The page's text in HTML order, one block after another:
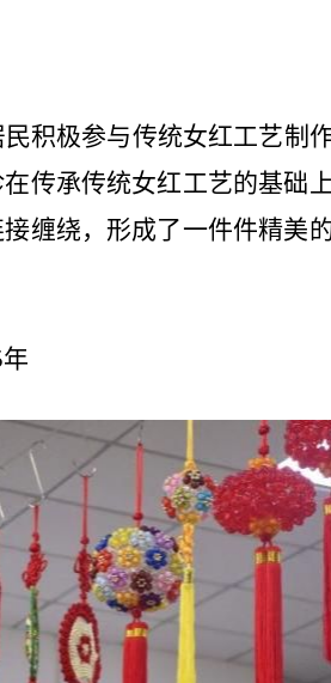
积极参与传统女红工艺制
传承传统女红工艺的基础
缠绕，形成了一件件精美
年